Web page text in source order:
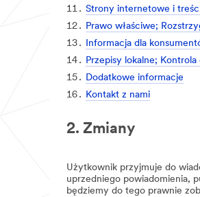
Strony internetowe i
Prawo właściwe;
Informacja dla
Przepisy lokalne; Kontrola
Dodatkowe informacje
Kontakt z nami
2. Zmiany
Użytkownik przyjmuje do
uprzedniego powiadomienia,
będziemy do tego prawnie